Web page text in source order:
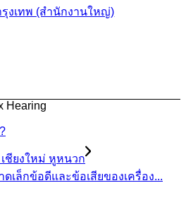
งเทพ (สำนักงานใหญ่)
Hearing
ข้อดีและข้อเสียของเครื่อง...